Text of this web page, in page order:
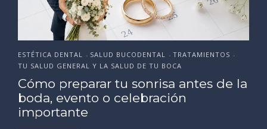
ESTÉTICA DENTAL • SALUD BUCODENTAL • TRATAMIENTOS •
TU SALUD GENERAL Y LA SALUD DE TU BOCA
Cómo preparar tu sonrisa antes de la
boda, evento o celebración
importante